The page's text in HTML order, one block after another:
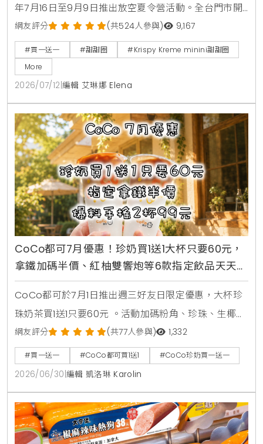
年7月16日至9月9日推出放空夏令營活動。全台門市開
賣4款角色甜甜圈，包含草莓甜心、玉米拿鐵、焦糖牛
奶與柑橘可可，並同步推出加價購貼紙包、迷你提袋與
盲盒公仔。7月16日至7月18日期間更祭出LINE好友憑券
買minini禮盒送原味糖霜甜甜圈盒的買一送一限時優
惠。
網友評分 (共524人參與) 9,167
#買一送一 #甜甜圈
#Krispy Kreme minini甜甜圈
More
2026/07/12 編輯 艾琳娜 Elena
CoCo都可7月優惠！珍奶買1送1大杯只要60元，
拿鐵加碼半價、紅柚雙響炮等6款指定飲品天天2
杯99元
CoCo都可於7月1日推出週三好友日限定優惠，大杯珍
珠奶茶買1送1只要60元 。活動加碼粉角、珍珠、生椰職
人拿鐵同價位買1送1 。同步推出暑來寶2杯99元好康，
新增紅柚雙響炮與紅柚香檸美式等6款指定飲品任選 。
網友評分 (共77人參與) 1,332
#買一送一 #CoCo都可買1送1 #CoCo珍奶買一送一
2026/06/30 編輯 凱洛琳 Karolin